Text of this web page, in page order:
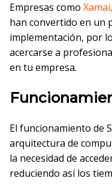
Empresas como
han convertido en un
implementación, por
acercarse a
en tu empresa.
El funcionamiento de
arquitectura de
la necesidad de
reduciendo así los